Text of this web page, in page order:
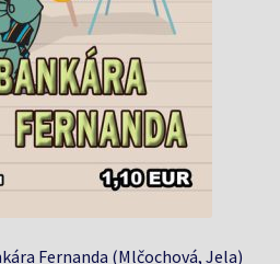
Fernanda (Mlčochová, Jela)